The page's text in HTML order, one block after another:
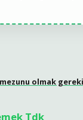
olmak
Tdk